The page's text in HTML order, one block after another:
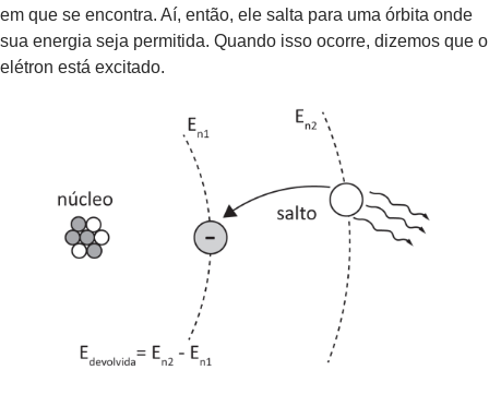
em que se encontra. Aí, então, ele salta para uma órbita onde
sua energia seja permitida. Quando isso ocorre, dizemos que o
elétron está excitado.